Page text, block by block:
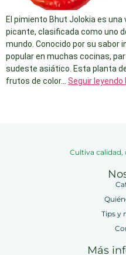
El pimiento Bhut Jolokia es
picante, clasificada como uno
mundo. Conocido por su sabor
popular en muchas cocinas,
sudeste asiático. Esta planta
frutos de color… Seguir leyendo
Cultiva
Tips y
Más